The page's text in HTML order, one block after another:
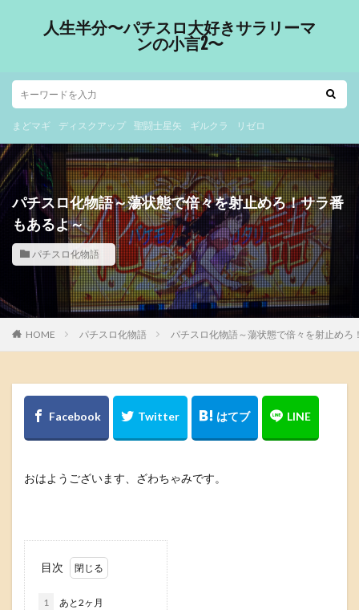
人生半分〜パチスロ大好きサラリーマ
ンの小言2〜
まどマギ ディスクアップ 聖闘士星矢 ギルクラ リゼロ
パチスロ化物語～蕩状態で倍々を射止めろ！サラ番
もあるよ～
パチスロ化物語
HOME パチスロ化物語 パチスロ化物語～蕩状態で倍々を射止めろ
おはようございます、ざわちゃみです。
目次
1 あと2ヶ月